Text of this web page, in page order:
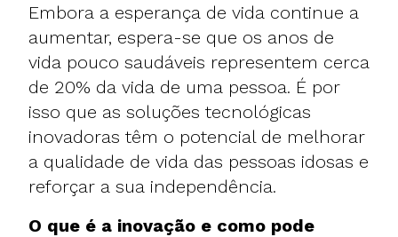
Embora a esperança de vida continue a
aumentar, espera-se que os anos de
vida pouco saudáveis representem cerca
de 20% da vida de uma pessoa. É por
isso que as soluções tecnológicas
inovadoras têm o potencial de melhorar
a qualidade de vida das pessoas idosas e
reforçar a sua independência.
O que é a inovação e como pode